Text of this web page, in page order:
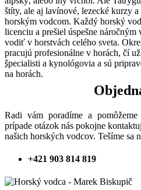
štíty, ale aj lavínové, lezecké kurzy
horským vodcom. Každý horský
licenciu a prešiel úspešne
vodiť v horstvách celého sveta.
pracujú profesionálne v horách, čí
špecialisti a kynológovia a sú
na horách.
.
Radi vám poradíme a
prípade otázok nás pokojne
našich horských vodcov. Tešíme sa
+421 903 814 819